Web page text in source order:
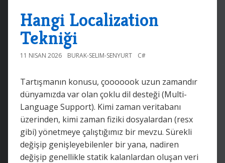
Hangi Localization
Tekniği
11 NISAN 2026 BURAK-SELIM-SENYURT C#
Tartışmanın konusu, çooooook uzun zamandır
dünyamızda var olan çoklu dil desteği (Multi-
Language Support). Kimi zaman veritabanı
üzerinden, kimi zaman fiziki dosyalardan (resx
gibi) yönetmeye çalıştığımız bir mevzu. Sürekli
değişip genişleyebilenler bir yana, nadiren
değişip genellikle statik kalanlardan oluşan veri